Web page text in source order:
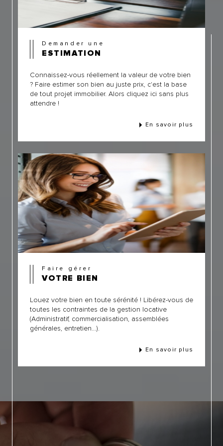
Demander une
ESTIMATION
Connaissez-vous réellement la valeur de votre bien
? Faire estimer son bien au juste prix, c'est la base
de tout projet immobilier. Alors cliquez ici sans plus
attendre !
En savoir plus
Faire gérer
VOTRE BIEN
Louez votre bien en toute sérénité ! Libérez-vous de
toutes les contraintes de la gestion locative
(Administratif, commercialisation, assemblées
générales, entretien...).
En savoir plus